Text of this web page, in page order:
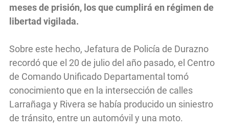
meses de prisión, los que cumplirá en régimen de
libertad vigilada.
Sobre este hecho, Jefatura de Policía de Durazno
recordó que el 20 de julio del año pasado, el Centro
de Comando Unificado Departamental tomó
conocimiento que en la intersección de calles
Larrañaga y Rivera se había producido un siniestro
de tránsito, entre un automóvil y una moto.